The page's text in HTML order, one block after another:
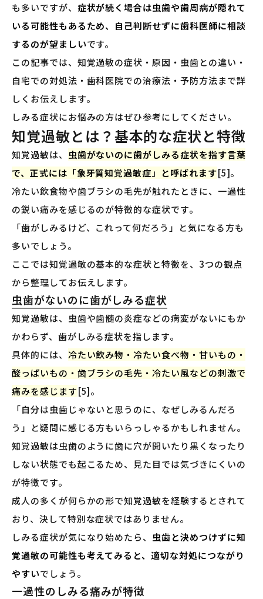
も多いですが、 症状が続く場合は虫歯や歯周病が隠れて
いる可能性もあるため、自己判断せずに歯科医師に相談
するのが望ましいです。
この記事では、知覚過敏の症状・原因・虫歯との違い・
自宅での対処法・歯科医院での治療法・予防方法まで詳
しくお伝えします。
しみる症状にお悩みの方はぜひ参考にしてください。
知覚過敏とは？基本的な症状と特徴
知覚過敏は、
虫歯がないのに歯がしみる症状を指す言葉
で、正式には「象牙質知覚過敏症」と呼ばれます[5]。
冷たい飲食物や歯ブラシの毛先が触れたときに、一過性
の鋭い痛みを感じるのが特徴的な症状です。
「歯がしみるけど、これって何だろう」と気になる方も
多いでしょう。
ここでは知覚過敏の基本的な症状と特徴を、3つの観点
から整理してお伝えします。
虫歯がないのに歯がしみる症状
知覚過敏は、虫歯や歯髄の炎症などの病変がないにもか
かわらず、歯がしみる症状を指します。
具体的には、 冷たい飲み物・冷たい食べ物・甘いもの・
酸っぱいもの・歯ブラシの毛先・冷たい風などの刺激で
痛みを感じます[5]。
「自分は虫歯じゃないと思うのに、なぜしみるんだろ
う」と疑問に感じる方もいらっしゃるかもしれません。
知覚過敏は虫歯のように歯に穴が開いたり黒くなったり
しない状態でも起こるため、見た目では気づきにくいの
が特徴です。
成人の多くが何らかの形で知覚過敏を経験するとされて
おり、決して特別な症状ではありません。
しみる症状が気になり始めたら、 虫歯と決めつけずに知
覚過敏の可能性も考えてみると、適切な対処につながり
やすいでしょう。
一過性のしみる痛みが特徴